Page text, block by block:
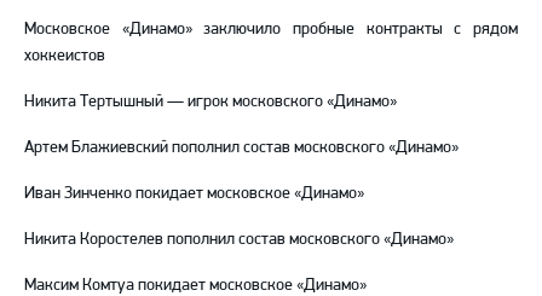
Московское «Динамо» заключило пробные контракты с рядом
хоккеистов
Никита Тертышный — игрок московского «Динамо»
Артем Блажиевский пополнил состав московского «Динамо»
Иван Зинченко покидает московское «Динамо»
Никита Коростелев пополнил состав московского «Динамо»
Максим Комтуа покидает московское «Динамо»